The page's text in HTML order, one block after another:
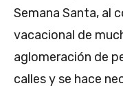
Semana Santa, al
vacacional de
aglomeración de
calles y se hace